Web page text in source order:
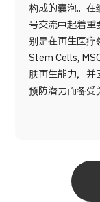
构成的囊泡。在
号交流中起着重
别是在再生医
Stem Cells,
肤再生能力，并
预防潜力而备受